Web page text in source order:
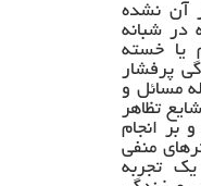
آن نشده
در شبانه
یا خسته
پرفشار
مسائل و
تظاهر
بر انجام
منفی
تجربه